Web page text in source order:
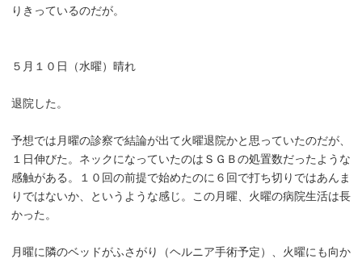
りきっているのだが。
５月１０日（水曜）晴れ
退院した。
予想では月曜の診察で結論が出て火曜退院かと思っていたのだが、
１日伸びた。ネックになっていたのはＳＧＢの処置数だったような
感触がある。１０回の前提で始めたのに６回で打ち切りではあんま
りではないか、というような感じ。この月曜、火曜の病院生活は長
かった。
月曜に隣のベッドがふさがり（ヘルニア手術予定）、火曜にも向か